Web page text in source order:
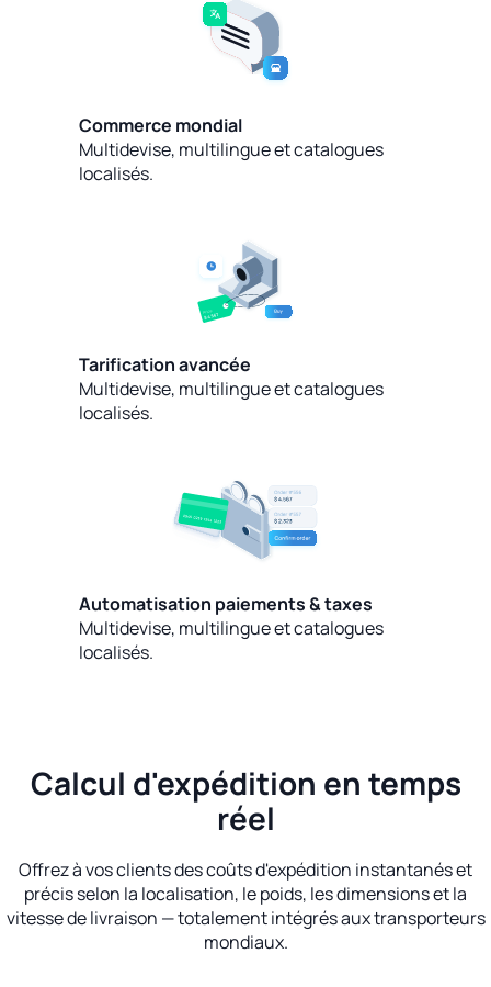
Commerce mondial
Multidevise, multilingue et catalogues
localisés.
Tarification avancée
Multidevise, multilingue et catalogues
localisés.
Automatisation paiements & taxes
Multidevise, multilingue et catalogues
localisés.
Calcul d'expédition en temps
réel
Offrez à vos clients des coûts d'expédition instantanés et
précis selon la localisation, le poids, les dimensions et la
vitesse de livraison — totalement intégrés aux transporteurs
mondiaux.